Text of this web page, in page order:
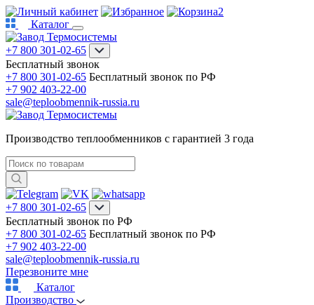
2
Каталог
+7 800 301-02-65
Бесплатный звонок
+7 800 301-02-65 Бесплатный звонок по РФ
+7 902 403-22-00
sale@teploobmennik-russia.ru
Производство теплообменников с гарантией 3 года
+7 800 301-02-65
Бесплатный звонок по РФ
+7 800 301-02-65 Бесплатный звонок по РФ
+7 902 403-22-00
sale@teploobmennik-russia.ru
Перезвоните мне
Каталог
Производство